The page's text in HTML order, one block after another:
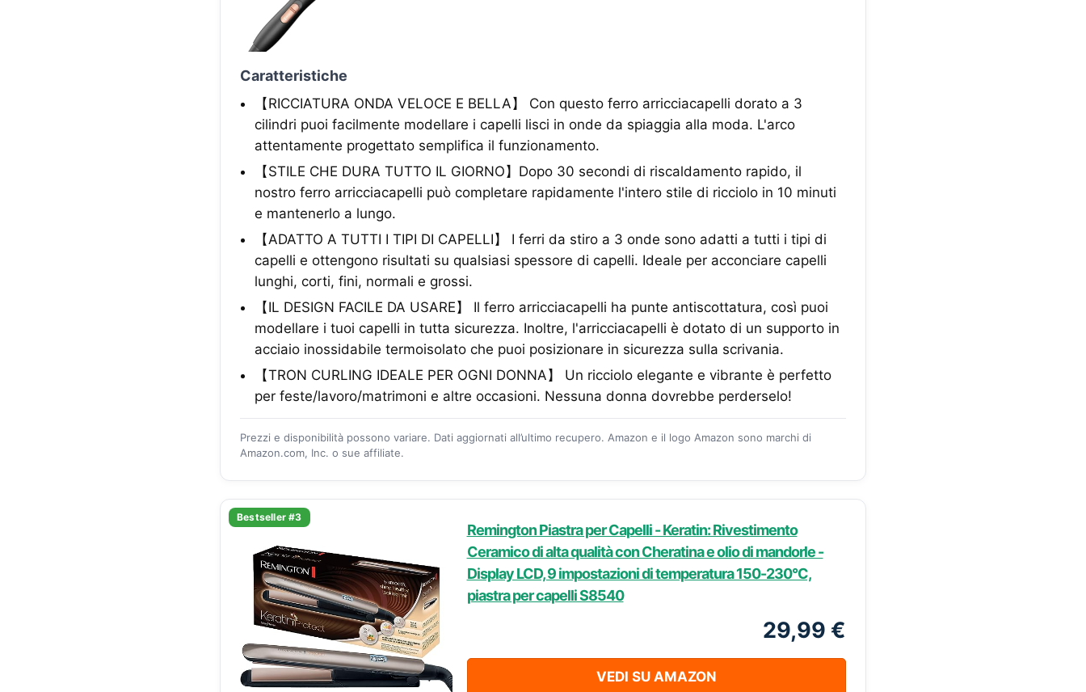
Caratteristiche
【RICCIATURA ONDA VELOCE E BELLA】 Con questo ferro arricciacapelli dorato a 3
cilindri puoi facilmente modellare i capelli lisci in onde da spiaggia alla moda. L'arco
attentamente progettato semplifica il funzionamento.
【STILE CHE DURA TUTTO IL GIORNO】Dopo 30 secondi di riscaldamento rapido, il
nostro ferro arricciacapelli può completare rapidamente l'intero stile di ricciolo in 10 minuti
e mantenerlo a lungo.
【ADATTO A TUTTI I TIPI DI CAPELLI】 I ferri da stiro a 3 onde sono adatti a tutti i tipi di
capelli e ottengono risultati su qualsiasi spessore di capelli. Ideale per acconciare capelli
lunghi, corti, fini, normali e grossi.
【IL DESIGN FACILE DA USARE】 Il ferro arricciacapelli ha punte antiscottatura, così puoi
modellare i tuoi capelli in tutta sicurezza. Inoltre, l'arricciacapelli è dotato di un supporto in
acciaio inossidabile termoisolato che puoi posizionare in sicurezza sulla scrivania.
【TRON CURLING IDEALE PER OGNI DONNA】 Un ricciolo elegante e vibrante è perfetto
per feste/lavoro/matrimoni e altre occasioni. Nessuna donna dovrebbe perderselo!
Prezzi e disponibilità possono variare. Dati aggiornati all’ultimo recupero. Amazon e il logo Amazon sono marchi di
Amazon.com, Inc. o sue affiliate.
Bestseller #3
Remington Piastra per Capelli - Keratin: Rivestimento
Ceramico di alta qualità con Cheratina e olio di mandorle -
Display LCD, 9 impostazioni di temperatura 150-230°C,
piastra per capelli S8540
29,99 €
VEDI SU AMAZON